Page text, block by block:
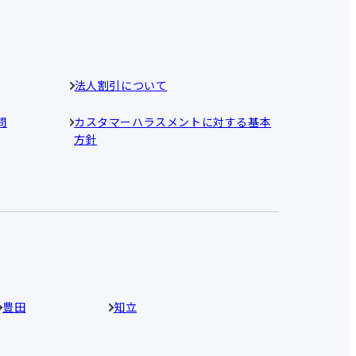
法人割引について
カスタマーハラスメントに対する基本
方針
豊田 知立